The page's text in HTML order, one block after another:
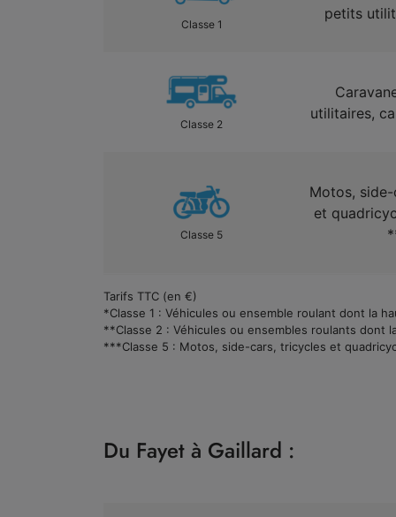
Classe 1
petits
Classe 2
utilitaires,
Classe 5
Motos,
et
Tarifs TTC (en €)
*Classe 1 : Véhicules ou ensemble roulant dont la
**Classe 2 : Véhicules ou ensembles roulants dont
***Classe 5 : Motos, side-cars, tricycles et
Du Fayet à Gaillard :